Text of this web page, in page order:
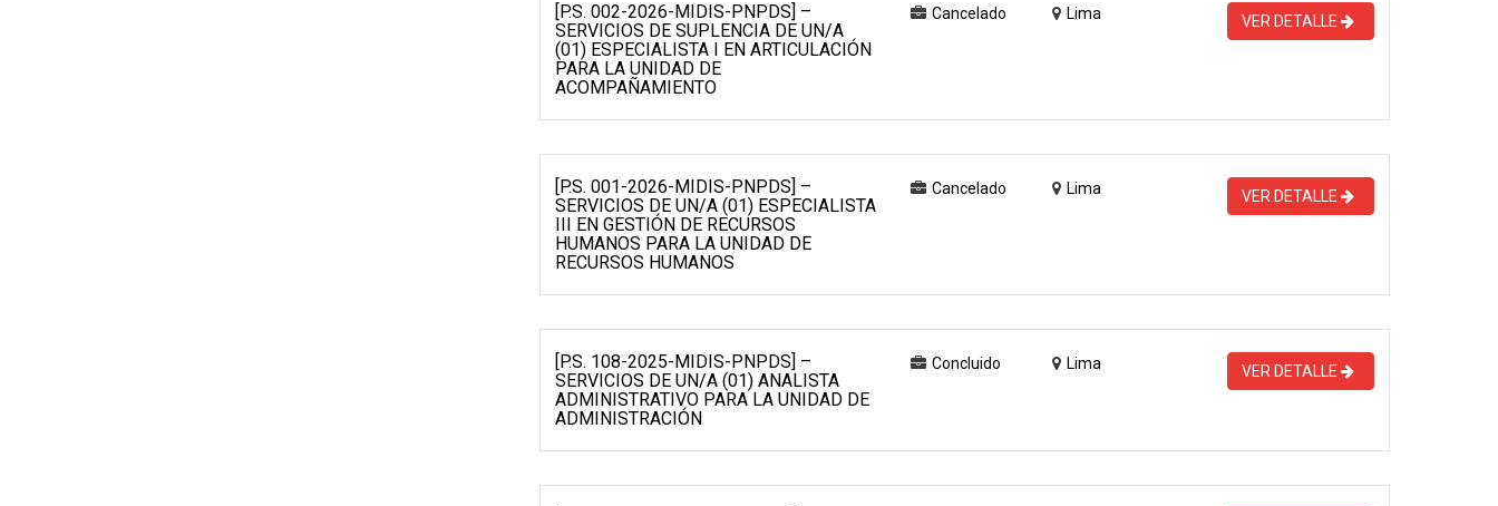
[P.S. 002-2026-MIDIS-PNPDS] –
SERVICIOS DE SUPLENCIA DE UN/A
(01) ESPECIALISTA I EN ARTICULACIÓN
PARA LA UNIDAD DE
ACOMPAÑAMIENTO
Cancelado Lima VER DETALLE
[P.S. 001-2026-MIDIS-PNPDS] –
SERVICIOS DE UN/A (01) ESPECIALISTA
III EN GESTIÓN DE RECURSOS
HUMANOS PARA LA UNIDAD DE
RECURSOS HUMANOS
Cancelado Lima VER DETALLE
[P.S. 108-2025-MIDIS-PNPDS] –
SERVICIOS DE UN/A (01) ANALISTA
ADMINISTRATIVO PARA LA UNIDAD DE
ADMINISTRACIÓN
Concluido Lima VER DETALLE